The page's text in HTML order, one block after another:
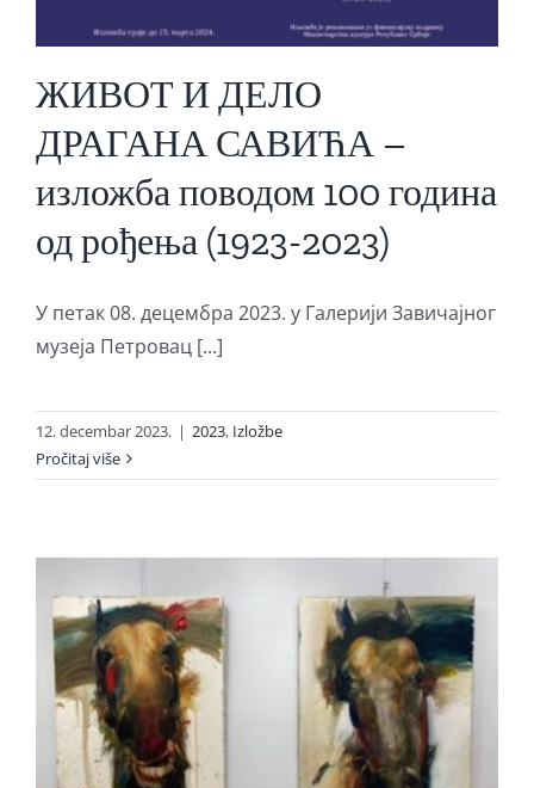
ЖИВОТ И ДЕЛО
ДРАГАНА САВИЋА –
изложба поводом 100 година
од рођења (1923-2023)
У петак 08. децембра 2023. у Галерији Завичајног
музеја Петровац [...]
12. decembar 2023. | 2023, Izložbe
Pročitaj više